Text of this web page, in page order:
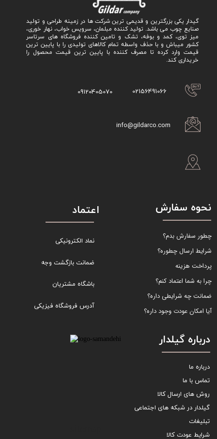
گیدار یکی بزرگترین و قدیمی ترین شرکت ها در زمینه طراحی و تولید
صنایع چوب می باشد. تولید کننده مبلمان، سرویس خواب، نهار خوری،
میز توی، کمد و بوفه، تشک و تامین کننده فروشگاه های سرتاسر
کشور میباش و با حذف واسطه تمام کالاهای تولیدی را با پایین ترین
قیمت وارد کرده تا مصرف کننده با پایین ترین قیمت محصول را
خریداری کند.
02156491066
09120405070
info@gildarco.com
نحوه سفارش
چطور سفارش بدم؟
شرایط ارسال چطوره؟
پرداخت هزینه
چرا به شما اعتماد کنم؟
ضمانت چه شرایطی داره؟
آیا امکان عودت وجود داره؟
اعتماد
نماد الکترونیکی
ضمانت بازگشت وجه
باشگاه مشتریان
آدرس فروشگاه فیزیکی
درباره گیلدار
درباره ما
تماس با ما
روش های ارسال کالا
گیلدار در شبکه های اجتماعی
تبلیغات
شرایط عودت کالا